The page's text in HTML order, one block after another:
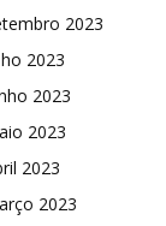
2023
2023
2023
2023
2023
2023